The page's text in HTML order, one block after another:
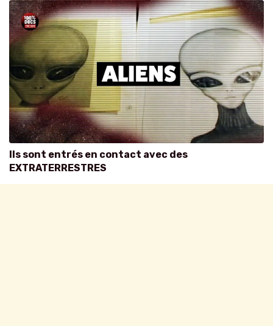
Ils sont entrés en contact avec des
EXTRATERRESTRES